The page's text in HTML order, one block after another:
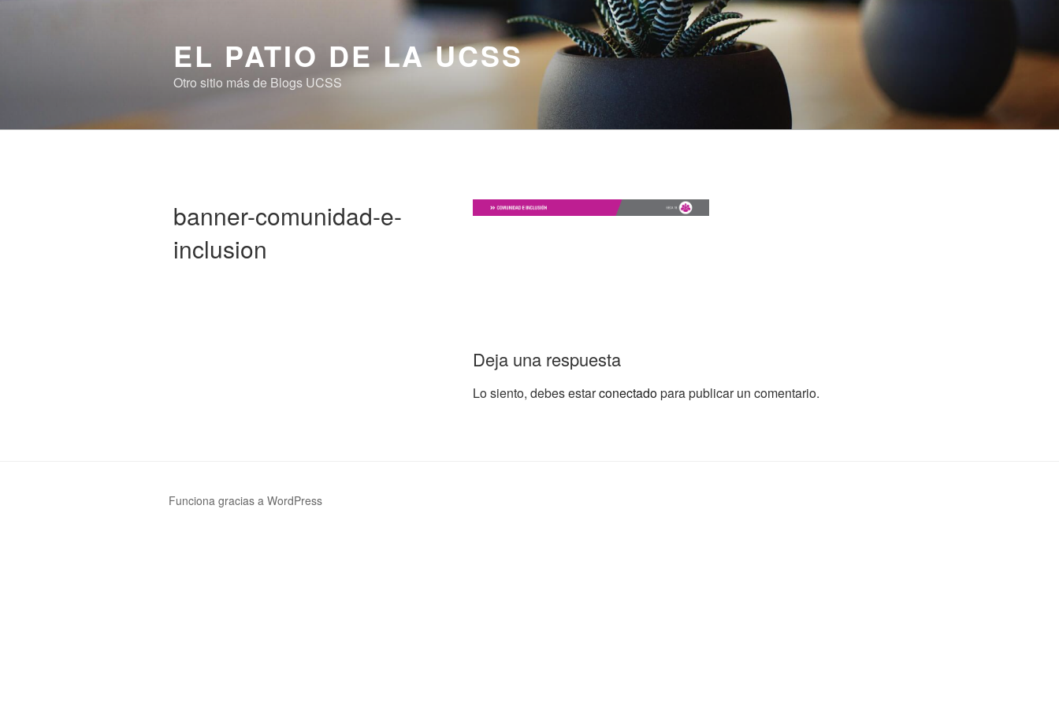
EL PATIO DE LA UCSS
Otro sitio más de Blogs UCSS
banner-comunidad-e-
inclusion
Deja una respuesta
Lo siento, debes estarconectadopara publicar un comentario.
Funciona gracias a WordPress